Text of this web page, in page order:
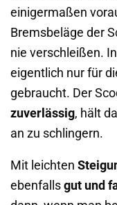
einigermaßen
Bremsbeläge der
nie verschleißen.
eigentlich nur für
gebraucht. Der
zuverlässig, hält
an zu schlingern.
Mit leichten
ebenfalls gut und